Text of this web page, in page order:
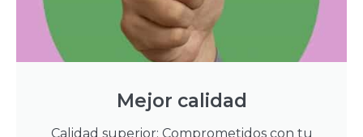
Mejor calidad
Calidad superior: Comprometidos con tu